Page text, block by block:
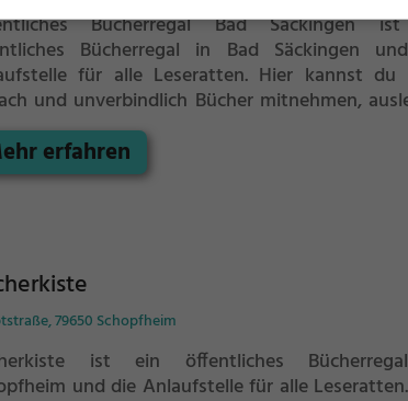
Bücherregal Bad Säckingen
Bücherregal in Bad Säckingen
für alle Leseratten. Hier kannst du
und unverbindlich Bücher mitnehmen,
deine eigenen alten Bücher abgeben.
erfahren
79650 Schopfheim
ist ein öffentliches
und die Anlaufstelle für alle Leseratten.